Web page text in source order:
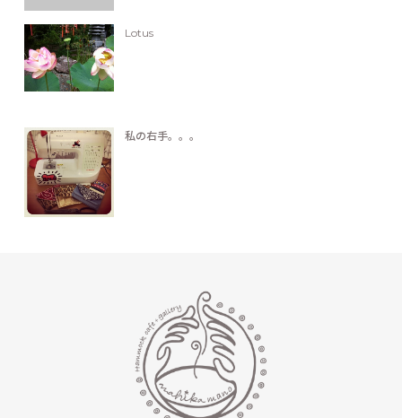
Lotus
私の右手。。。